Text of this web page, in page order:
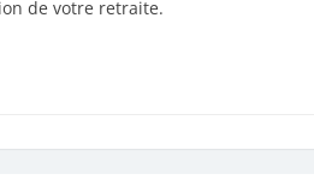
de votre retraite.